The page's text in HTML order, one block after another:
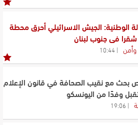
الوطنية: الجيش الاسرائيلي أحرق محطة
شقرا في جنوب لبنان
10:44
بحث مع نقيب الصحافة في قانون الإعلام
وفدًا من اليونسكو
19:06